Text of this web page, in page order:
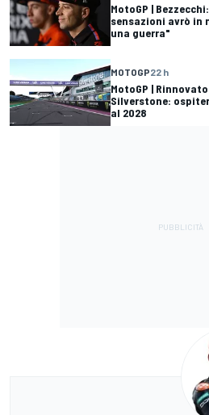
MotoGP |
sensazioni avrò in
una guerra"
MOTOGP22 h
MotoGP |
Silverstone:
al 2028